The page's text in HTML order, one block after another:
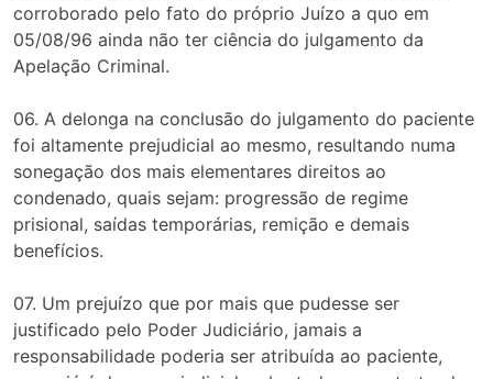
corroborado pelo fato do próprio Juízo a quo em
05/08/96 ainda não ter ciência do julgamento da
Apelação Criminal.
06. A delonga na conclusão do julgamento do paciente
foi altamente prejudicial ao mesmo, resultando numa
sonegação dos mais elementares direitos ao
condenado, quais sejam: progressão de regime
prisional, saídas temporárias, remição e demais
benefícios.
07. Um prejuízo que por mais que pudesse ser
justificado pelo Poder Judiciário, jamais a
responsabilidade poderia ser atribuída ao paciente,